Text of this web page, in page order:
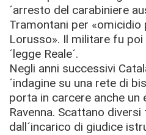
´arresto del carabiniere
Tramontani per «omicidio
Lorusso». Il militare fu
´legge Reale´.
Negli anni successivi
´indagine su una rete di
porta in carcere anche un
Ravenna. Scattano
dall´incarico di giudice